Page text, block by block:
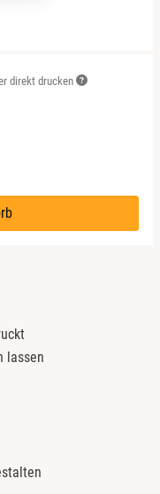
direkt drucken
lassen